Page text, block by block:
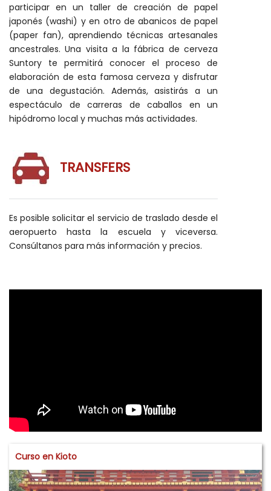
participar en un taller de creación de papel
japonés (washi) y en otro de abanicos de papel
(paper fan), aprendiendo técnicas artesanales
ancestrales. Una visita a la fábrica de cerveza
Suntory te permitirá conocer el proceso de
elaboración de esta famosa cerveza y disfrutar
de una degustación. Además, asistirás a un
espectáculo de carreras de caballos en un
hipódromo local y muchas más actividades.
TRANSFERS
Es posible solicitar el servicio de traslado desde el
aeropuerto hasta la escuela y viceversa.
Consúltanos para más información y precios.
Curso en Kioto